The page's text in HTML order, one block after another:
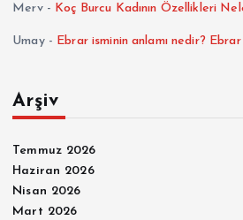
Merv- Koç Burcu Kadının Özellikleri
Umay- Ebrar isminin anlamı nedir?
Arşiv
Temmuz 2026
Haziran 2026
Nisan 2026
Mart 2026